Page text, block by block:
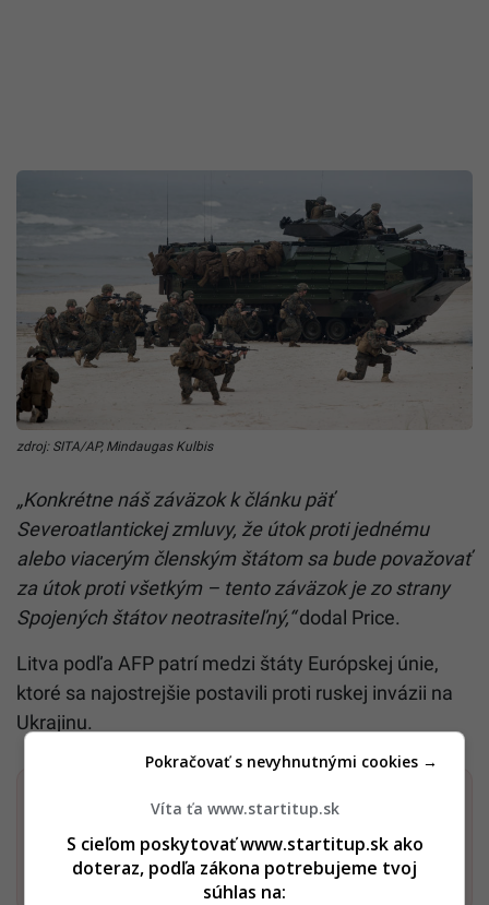
zdroj: SITA/AP, Mindaugas Kulbis
„Konkrétne náš záväzok k článku päť
Severoatlantickej zmluvy, že útok proti jednému
alebo viacerým členským štátom sa bude považovať
za útok proti všetkým – tento záväzok je zo strany
Spojených štátov neotrasiteľný,“dodal Price.
Litva podľa AFP patrí medzi štáty Európskej únie,
ktoré sa najostrejšie postavili proti ruskej invázii na
Ukrajinu.
Dostaň Startitup do svojich Google odporúčaní
Pridať ako preferovaný zdroj
Startitup, odkaz sa otvorí v
Víta ťa www.startitup.sk
S cieľom poskytovať www.startitup.sk ako
doteraz, podľa zákona potrebujeme tvoj
súhlas na:
Pokračovať s nevyhnutnými cookies →